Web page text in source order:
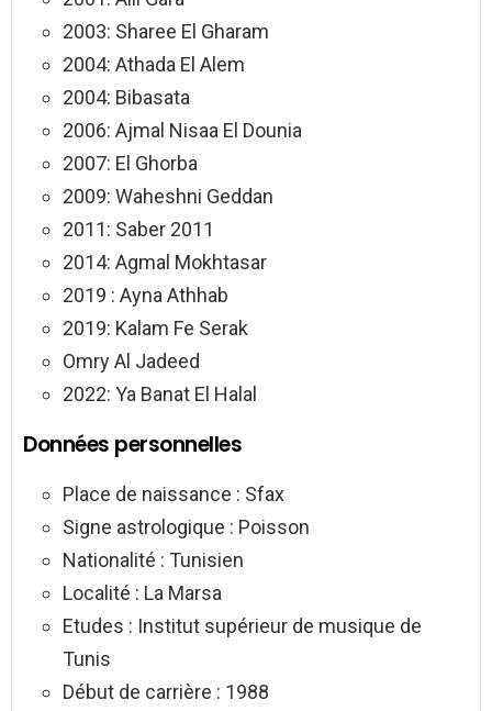
2003: Sharee El Gharam
2004: Athada El Alem
2004: Bibasata
2006: Ajmal Nisaa El Dounia
2007: El Ghorba
2009: Waheshni Geddan
2011: Saber 2011
2014: Agmal Mokhtasar
2019 : Ayna Athhab
2019: Kalam Fe Serak
Omry Al Jadeed
2022: Ya Banat El Halal
Données personnelles
Place de naissance : Sfax
Signe astrologique : Poisson
Nationalité : Tunisien
Localité : La Marsa
Etudes : Institut supérieur de musique de
Tunis
Début de carrière : 1988